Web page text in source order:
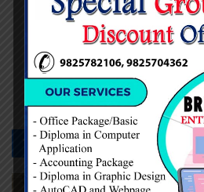
प्रदिप सिंह
सम्बन्धित -समाचार